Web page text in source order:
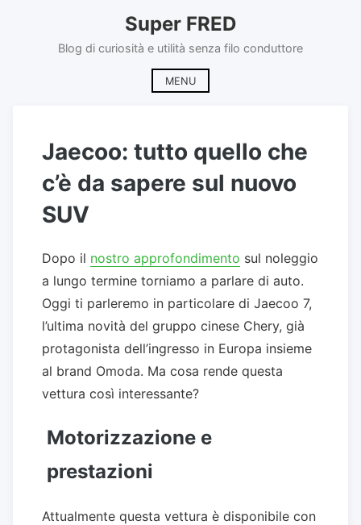
Super FRED
Blog di curiosità e utilità senza filo conduttore
MENU
Jaecoo: tutto quello che
c’è da sapere sul nuovo
SUV
Dopo il nostro approfondimento sul noleggio
a lungo termine torniamo a parlare di auto.
Oggi ti parleremo in particolare di Jaecoo 7,
l’ultima novità del gruppo cinese Chery, già
protagonista dell’ingresso in Europa insieme
al brand Omoda. Ma cosa rende questa
vettura così interessante?
Motorizzazione e
prestazioni
Attualmente questa vettura è disponibile con